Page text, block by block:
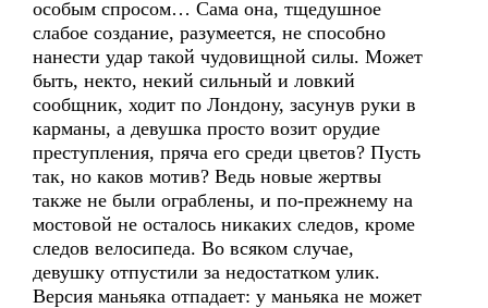
особым спросом… Сама она, тщедушное
слабое создание, разумеется, не способно
нанести удар такой чудовищной силы. Может
быть, некто, некий сильный и ловкий
сообщник, ходит по Лондону, засунув руки в
карманы, а девушка просто возит орудие
преступления, пряча его среди цветов? Пусть
так, но каков мотив? Ведь новые жертвы
также не были ограблены, и по-прежнему на
мостовой не осталось никаких следов, кроме
следов велосипеда. Во всяком случае,
девушку отпустили за недостатком улик.
Версия маньяка отпадает: у маньяка не может